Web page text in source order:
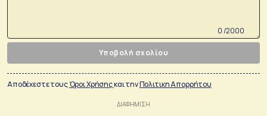
0 /2000
Υποβολή σχολίου
Αποδέχεστε τουςΌροι Χρήσηςκαι τηνΠολιτικη Απορρήτου